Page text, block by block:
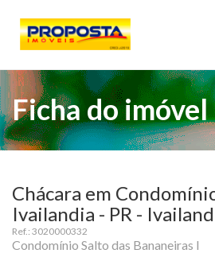
Ficha do imóvel
Chácara em
Ivailandia - PR -
Ref.: 3020000332
Condomínio Salto das Bananeiras I